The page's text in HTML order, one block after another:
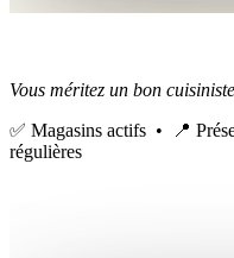
Vous méritez un bon
✅ Magasins actifs • 📍
régulières